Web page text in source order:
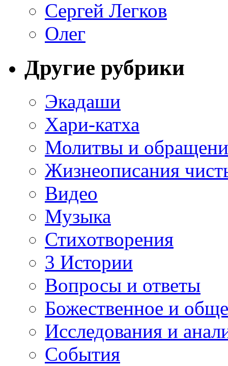
Сергей Легков
Олег
Другие рубрики
Экадаши
Хари-катха
Молитвы и
Жизнеописания
Видео
Музыка
Стихотворения
3 Истории
Вопросы и ответы
Божественное и
Исследования и
События